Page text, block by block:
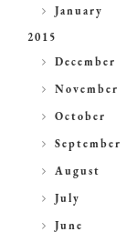
►
January
2015
►
December
►
November
►
October
►
September
►
August
►
July
►
June